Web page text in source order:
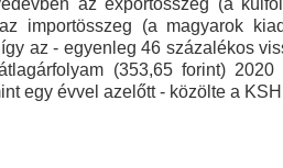
az exportösszeg (a
importösszeg (a magyarok
az - egyenleg 46 százalékos
(353,65 forint)
egy évvel azelőtt - közölte a